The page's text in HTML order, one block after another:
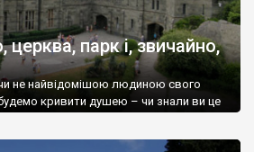
церква, парк і, звичайно,
не найвідомішою людиною свого
кривити душею – чи знали ви це